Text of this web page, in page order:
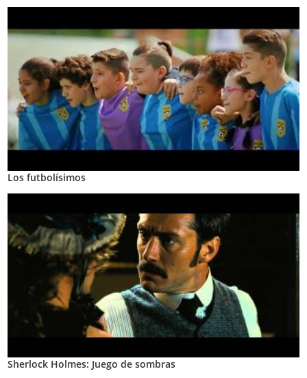
Los futbolísimos
Sherlock Holmes: Juego de sombras